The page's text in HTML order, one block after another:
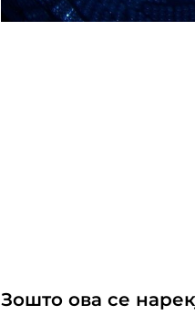
Зошто ова се